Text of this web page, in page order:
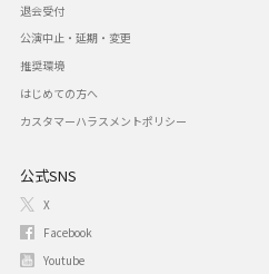
退会受付
公演中止・延期・変更
推奨環境
はじめての方へ
カスタマーハラスメントポリシー
公式SNS
X
Facebook
Youtube